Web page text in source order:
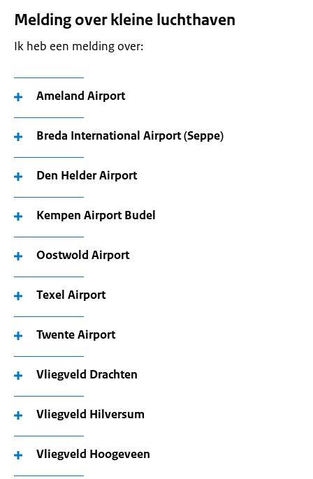
Melding over kleine luchthaven
Ik heb een melding over:
Ameland Airport
Breda International Airport (Seppe)
Den Helder Airport
Kempen Airport Budel
Oostwold Airport
Texel Airport
Twente Airport
Vliegveld Drachten
Vliegveld Hilversum
Vliegveld Hoogeveen